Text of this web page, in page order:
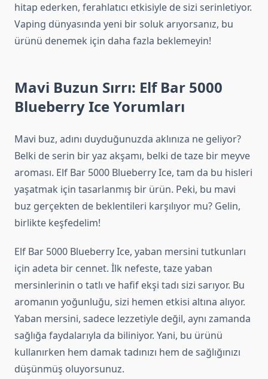
hitap ederken, ferahlatıcı etkisiyle de sizi serinletiyor.
Vaping dünyasında yeni bir soluk arıyorsanız, bu
ürünü denemek için daha fazla beklemeyin!
Mavi Buzun Sırrı: Elf Bar 5000
Blueberry Ice Yorumları
Mavi buz, adını duyduğunuzda aklınıza ne geliyor?
Belki de serin bir yaz akşamı, belki de taze bir meyve
aroması. Elf Bar 5000 Blueberry Ice, tam da bu hisleri
yaşatmak için tasarlanmış bir ürün. Peki, bu mavi
buz gerçekten de beklentileri karşılıyor mu? Gelin,
birlikte keşfedelim!
Elf Bar 5000 Blueberry Ice, yaban mersini tutkunları
için adeta bir cennet. İlk nefeste, taze yaban
mersinlerinin o tatlı ve hafif ekşi tadı sizi sarıyor. Bu
aromanın yoğunluğu, sizi hemen etkisi altına alıyor.
Yaban mersini, sadece lezzetiyle değil, aynı zamanda
sağlığa faydalarıyla da biliniyor. Yani, bu ürünü
kullanırken hem damak tadınızı hem de sağlığınızı
düşünmüş oluyorsunuz.